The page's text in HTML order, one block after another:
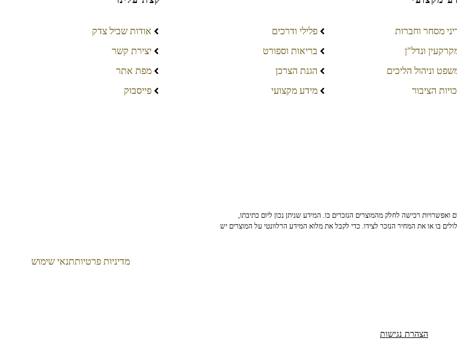
מסחר וחברות
ונדל"ן
וניהול הליכים
הציבור
פלילי ודרכים
בריאות וספורט
הגנת הצרכן
מידע מקצועי
אודות שביל צדק
יצירת קשר
מפת אתר
פייסבוק
רכישה לחלק מהמוצרים הנזכרים בו. המידע שניתן נכון ליום כתיבתו,
בו או את המחיר הנזכר לצידו. כדי לקבל את מלוא המידע הרלוונטי על המוצרים יש
מדיניות פרטיותתנאי שימוש
הצהרת נגישות